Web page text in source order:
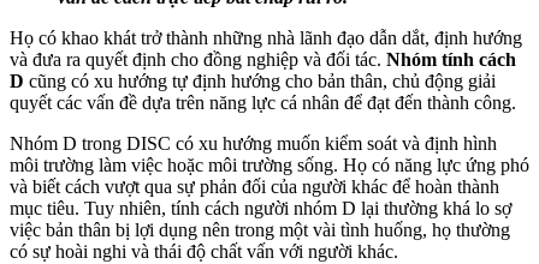
Họ có khao khát trở thành những nhà lãnh đạo dẫn dắt, định hướng
và đưa ra quyết định cho đồng nghiệp và đối tác. Nhóm tính cách
D cũng có xu hướng tự định hướng cho bản thân, chủ động giải
quyết các vấn đề dựa trên năng lực cá nhân để đạt đến thành công.
Nhóm D trong DISC có xu hướng muốn kiểm soát và định hình
môi trường làm việc hoặc môi trường sống. Họ có năng lực ứng phó
và biết cách vượt qua sự phản đối của người khác để hoàn thành
mục tiêu. Tuy nhiên, tính cách người nhóm D lại thường khá lo sợ
việc bản thân bị lợi dụng nên trong một vài tình huống, họ thường
có sự hoài nghi và thái độ chất vấn với người khác.